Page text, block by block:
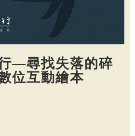
行—尋找失落的碎
位互動繪本